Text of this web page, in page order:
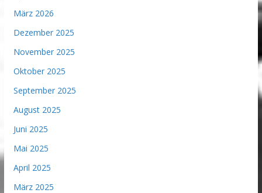
März 2026
Dezember 2025
November 2025
Oktober 2025
September 2025
August 2025
Juni 2025
Mai 2025
April 2025
März 2025